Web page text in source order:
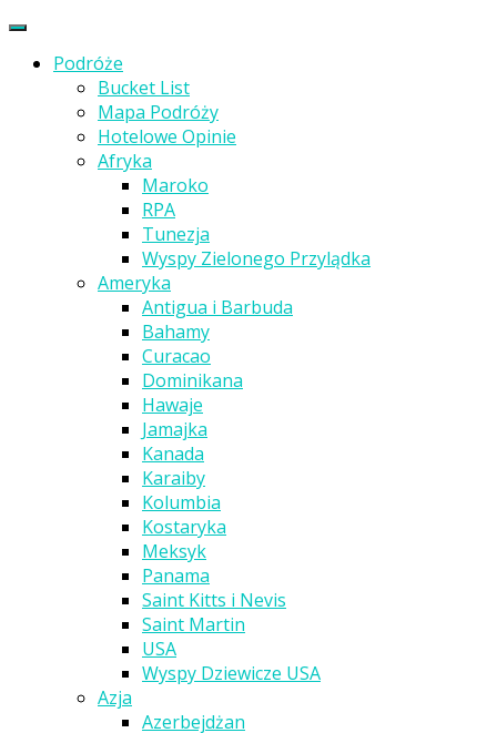
Podróże
Bucket List
Mapa Podróży
Hotelowe Opinie
Afryka
Maroko
RPA
Tunezja
Wyspy Zielonego Przylądka
Ameryka
Antigua i Barbuda
Bahamy
Curacao
Dominikana
Hawaje
Jamajka
Kanada
Karaiby
Kolumbia
Kostaryka
Meksyk
Panama
Saint Kitts i Nevis
Saint Martin
USA
Wyspy Dziewicze USA
Azja
Azerbejdżan